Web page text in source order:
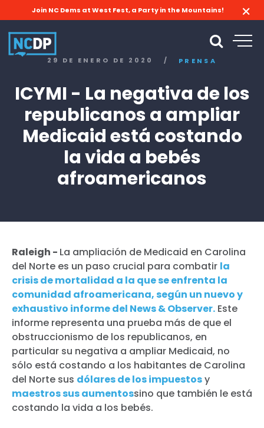
Join NC Dems at West Fest, a Party in the Mountains!
29 DE ENERO DE 2020 / PRENSA
ICYMI - La negativa de los
republicanos a ampliar
Medicaid está costando
la vida a bebés
afroamericanos
Raleigh - La ampliación de Medicaid en Carolina
del Norte es un paso crucial para combatir la
crisis de mortalidad a la que se enfrenta la
comunidad afroamericana, según un nuevo y
exhaustivo informe del News & Observer. Este
informe representa una prueba más de que el
obstruccionismo de los republicanos, en
particular su negativa a ampliar Medicaid, no
sólo está costando a los habitantes de Carolina
del Norte sus dólares de los impuestosy
maestros sus aumentossino que también le está
costando la vida a los bebés.